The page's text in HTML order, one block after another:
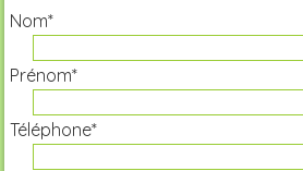
Nom*
Prénom*
Téléphone*